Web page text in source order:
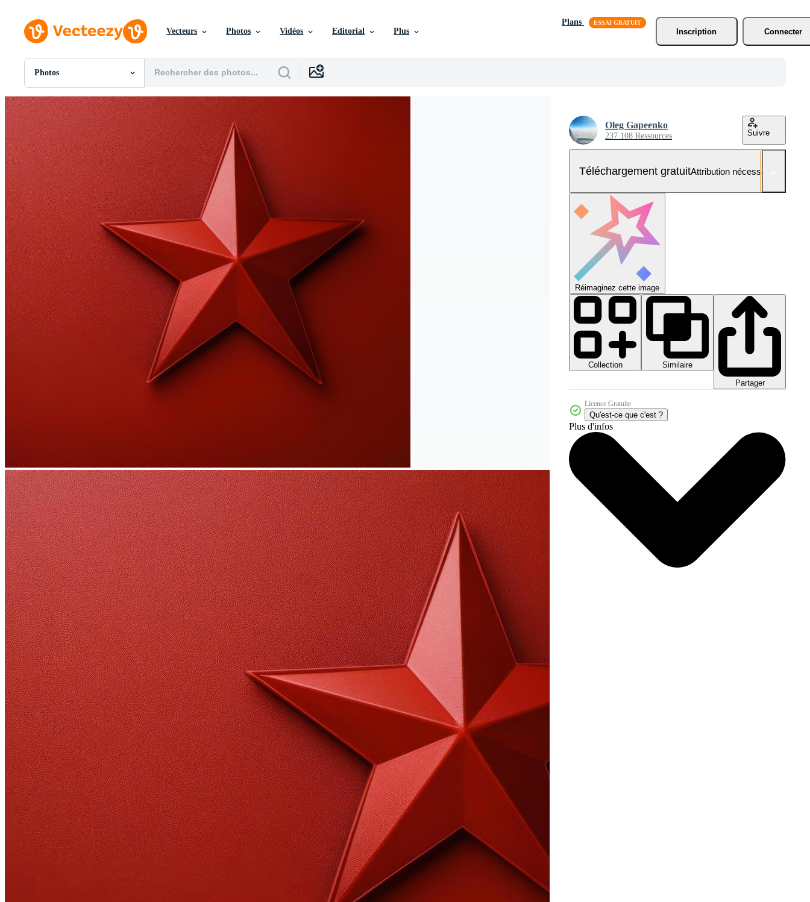
Vecteurs Photos Vidéos Editorial Plus
Plans
Inscription
Connecter
Photos
Toutes Images
Photos
PNGs
PSDs
SVGs
Modèles
Vecteurs
Vidéos
Motion graphics
Images Éditoriales
Événements Éditoriaux
Oleg Gapeenko
237 108 Ressources Suivre
Téléchargement gratuitAttribution nécessaire
Réimaginez cette image
Collection
Similaire
Partager
Licence Gratuite
Qu'est-ce que c'est ?
Plus d'infos